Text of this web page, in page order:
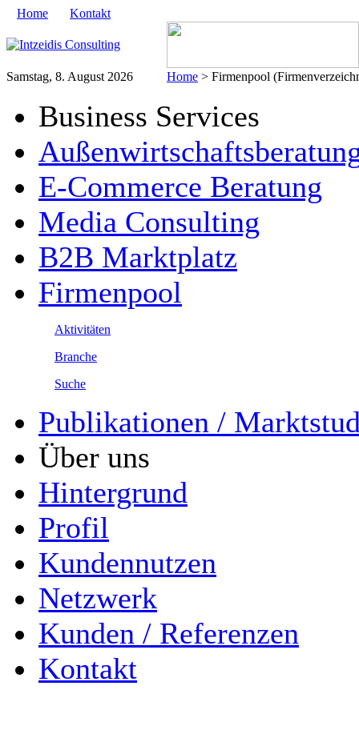
Home Kontakt
Samstag, 8. August 2026 Home > Firmenpool
Business Services
E-Commerce Beratung
Media Consulting
B2B Marktplatz
Firmenpool
Aktivitäten
Branche
Suche
Publikationen /
Über uns
Hintergrund
Profil
Kundennutzen
Netzwerk
Kunden / Referenzen
Kontakt